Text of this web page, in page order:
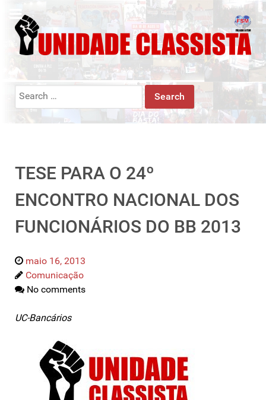
Search
TESE PARA O 24º
ENCONTRO NACIONAL DOS
FUNCIONÁRIOS DO BB 2013
maio 16, 2013
Comunicação
No comments
UC-Bancários